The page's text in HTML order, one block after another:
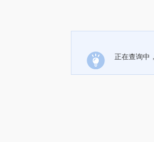
正在查询中